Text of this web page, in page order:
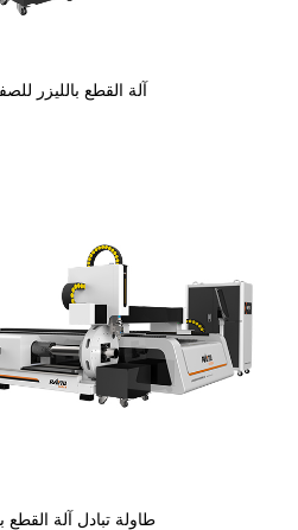
آلة القطع بالليزر
طاولة تبادل آلة القطع